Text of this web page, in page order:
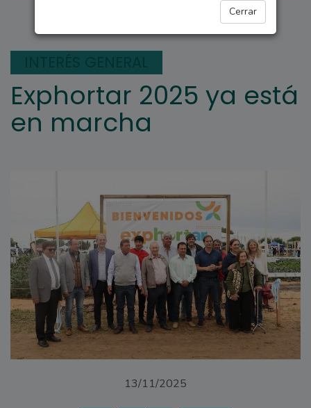
Cerrar
Exphortar 2025 ya está
en marcha
13/11/2025